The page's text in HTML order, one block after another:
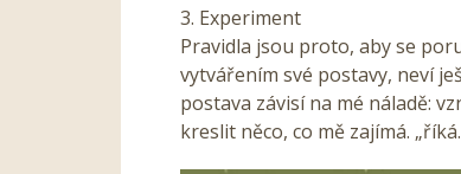
3. Experiment
Pravidla jsou proto, aby se
vytvářením své postavy, neví
postava závisí na mé náladě:
kreslit něco, co mě zajímá. „říká.